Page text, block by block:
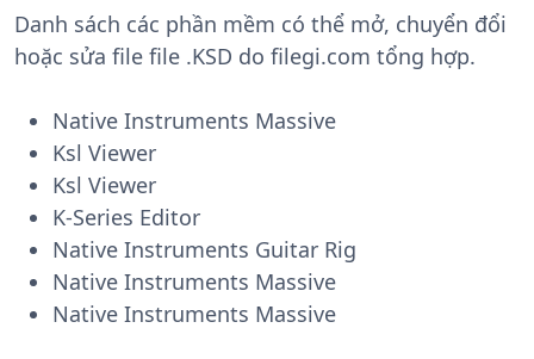
Danh sách các phần mềm có thể mở, chuyển đổi
hoặc sửa file file .KSD do filegi.com tổng hợp.
Native Instruments Massive
Ksl Viewer
Ksl Viewer
K-Series Editor
Native Instruments Guitar Rig
Native Instruments Massive
Native Instruments Massive